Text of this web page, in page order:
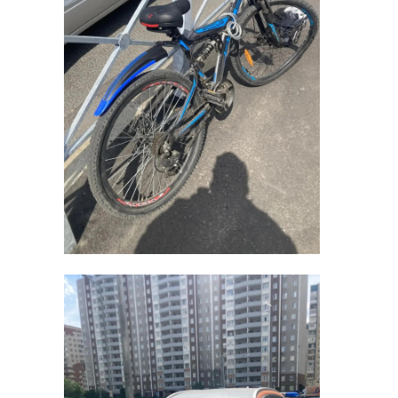
премьера формировать
правительство самостоятельно.
Фото: 47 канал
армения
сергей перминов